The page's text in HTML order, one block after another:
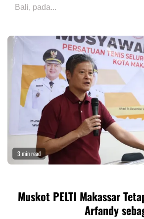
Bali, pada...
3 min read
Muskot PELTI Makassar
Arfandy